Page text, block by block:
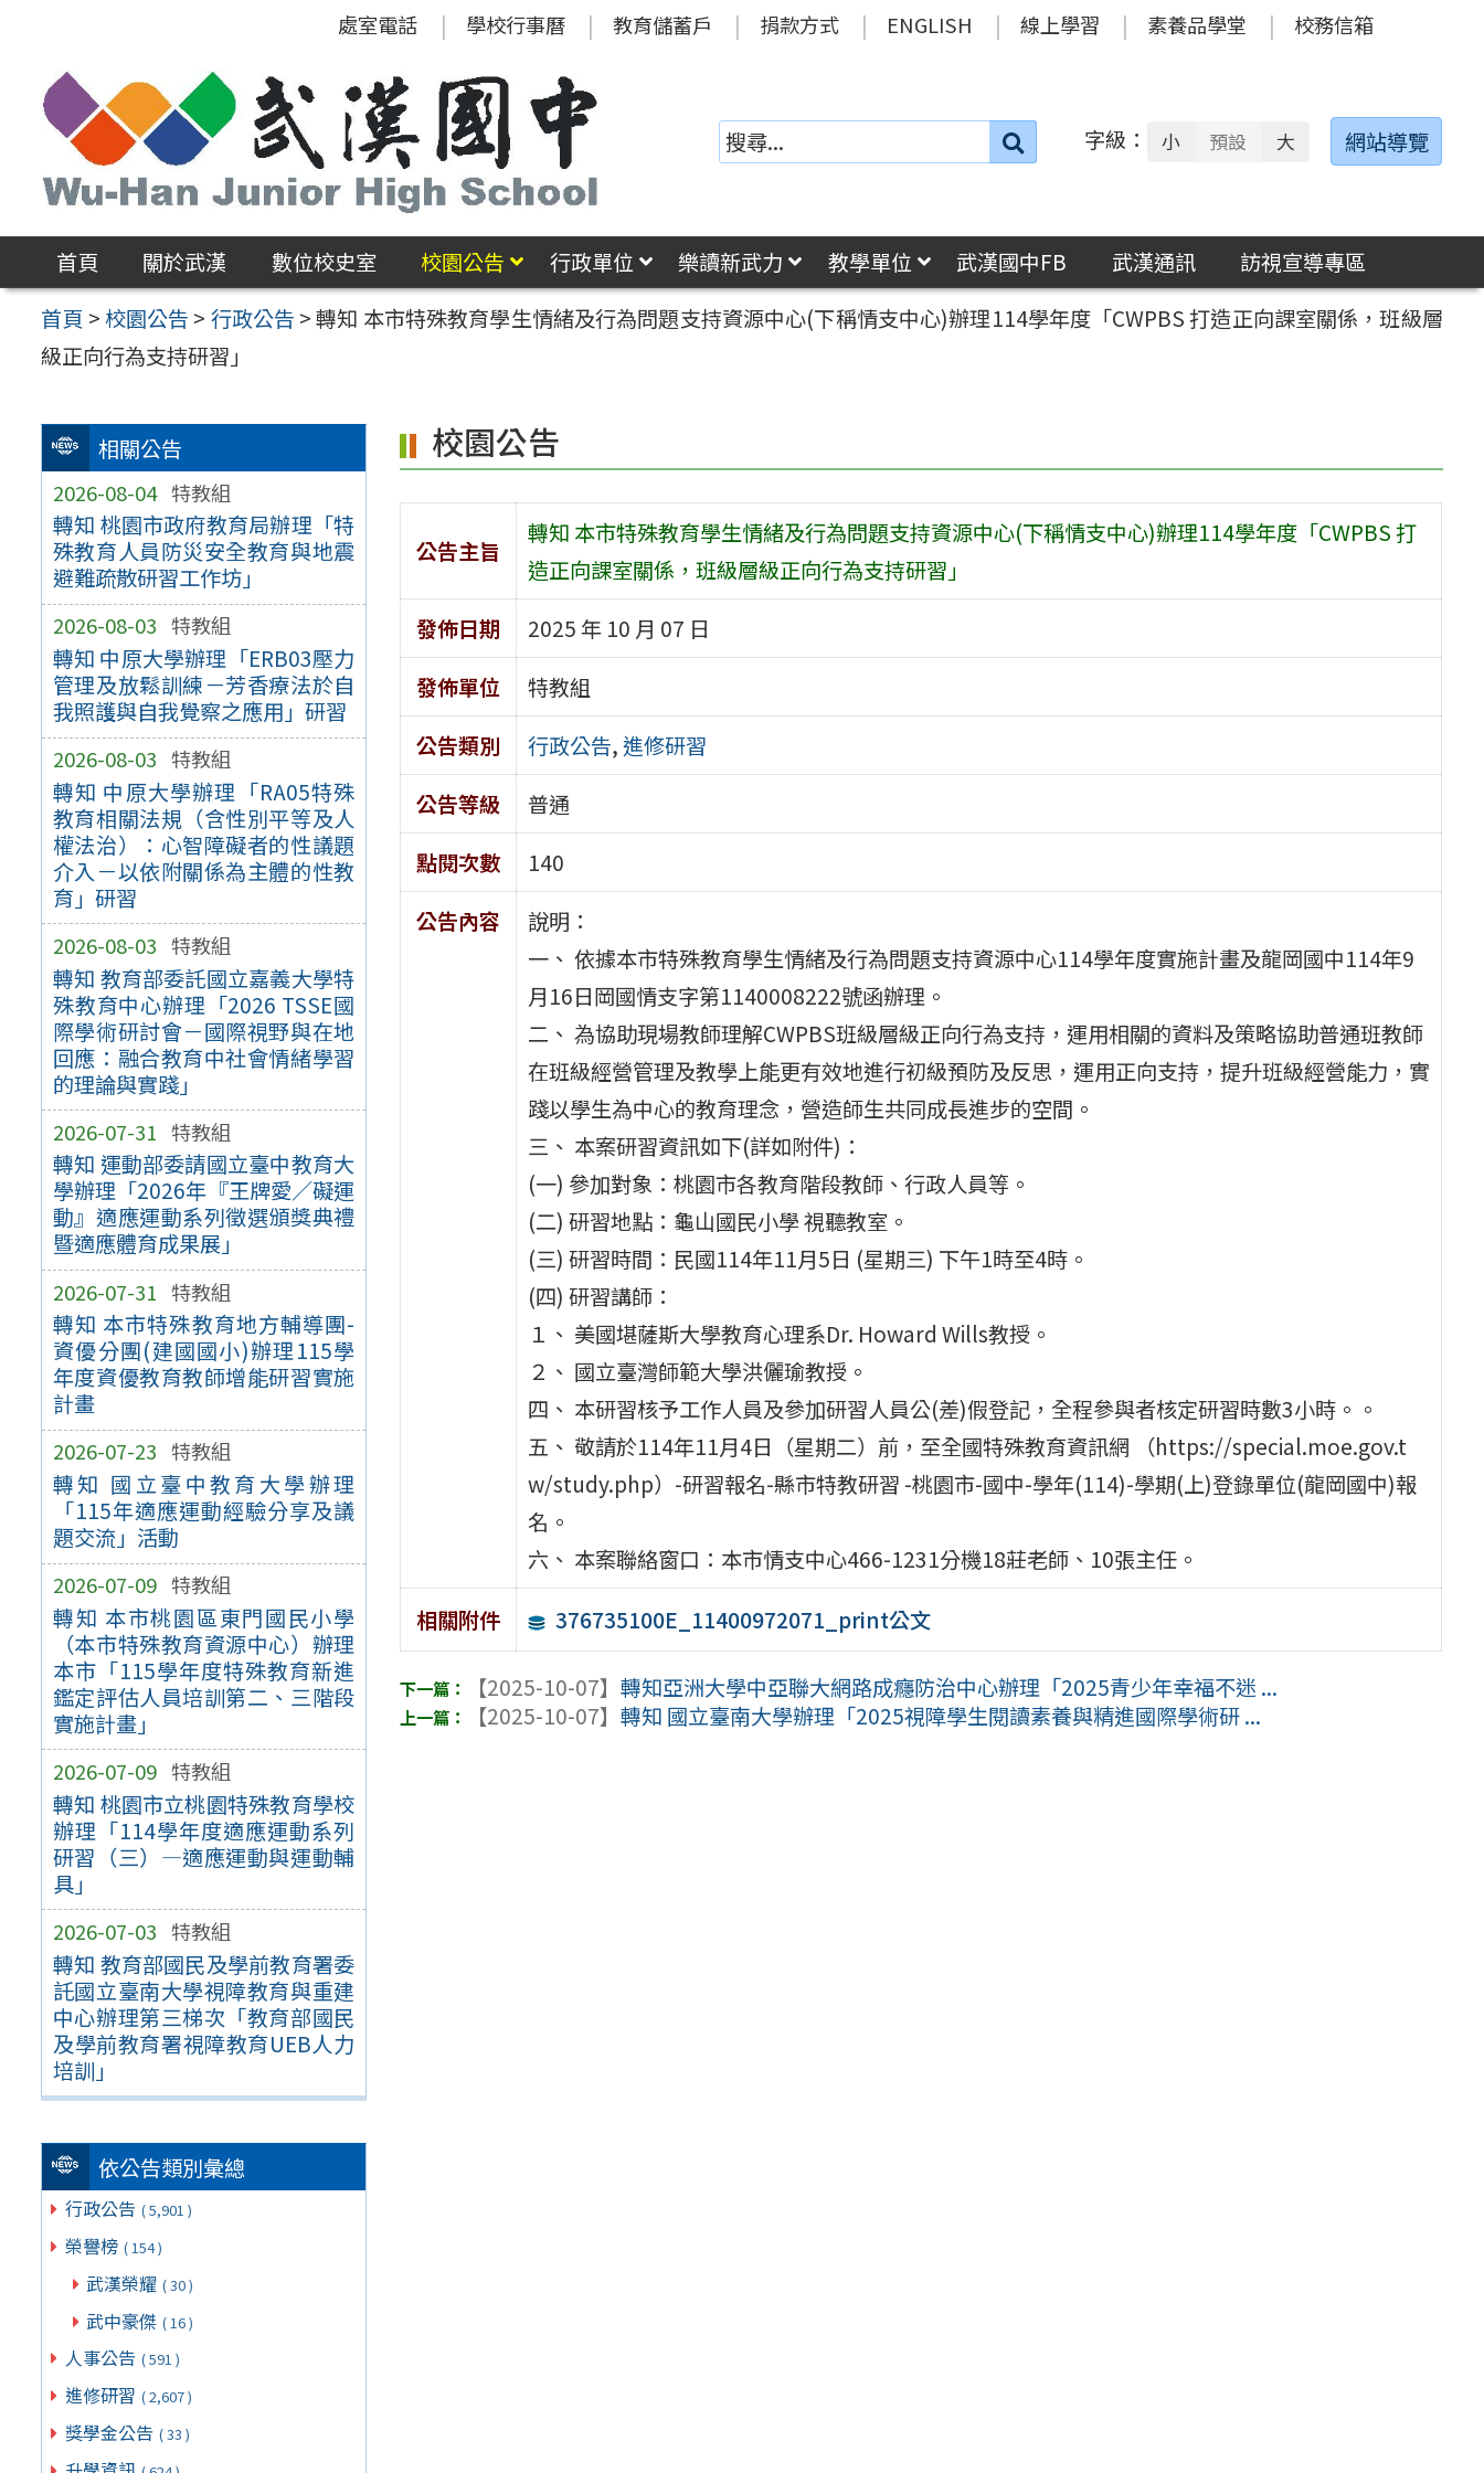
區
處室電話 學校行事曆 教育儲蓄戶 捐款方式 ENGLISH 線上學習 素養品學堂 校務信箱
搜
字級： 小 預設 大 網站導覽
首頁 關於武漢 數位校史室 校園公告 行政單位 樂讀新武力 教學單位 武漢國中FB 武漢通訊
訪視宣導專區
首頁 >校園公告 > 行政公告 >轉知 本市特殊教育學生情緒及行為問題支持資源中心(下稱情支中心)辦理114學年度「CWPBS 打造正向課室關係，班級層
級正向行為支持研習」
相關公告
2026-08-04 特教組
轉知 桃園市政府教育局辦理「特
殊教育人員防災安全教育與地震
避難疏散研習工作坊」
2026-08-03 特教組
轉知 中原大學辦理「ERB03壓力
管理及放鬆訓練－芳香療法於自
我照護與自我覺察之應用」研習
2026-08-03 特教組
轉知 中原大學辦理「RA05特殊
教育相關法規（含性別平等及人
權法治）：心智障礙者的性議題
介入－以依附關係為主體的性教
育」研習
2026-08-03 特教組
轉知 教育部委託國立嘉義大學特
殊教育中心辦理「2026 TSSE國
際學術研討會－國際視野與在地
回應：融合教育中社會情緒學習
的理論與實踐」
2026-07-31 特教組
轉知 運動部委請國立臺中教育大
學辦理「2026年『王牌愛／礙運
動』適應運動系列徵選頒獎典禮
暨適應體育成果展」
2026-07-31 特教組
轉知 本市特殊教育地方輔導團-
資優分團(建國國小)辦理115學
年度資優教育教師增能研習實施
計畫
2026-07-23 特教組
轉知 國立臺中教育大學辦理
「115年適應運動經驗分享及議
題交流」活動
2026-07-09 特教組
轉知 本市桃園區東門國民小學
（本市特殊教育資源中心）辦理
本市「115學年度特殊教育新進
鑑定評估人員培訓第二、三階段
實施計畫」
2026-07-09 特教組
轉知 桃園市立桃園特殊教育學校
辦理「114學年度適應運動系列
研習（三）—適應運動與運動輔
具」
2026-07-03 特教組
轉知 教育部國民及學前教育署委
託國立臺南大學視障教育與重建
中心辦理第三梯次「教育部國民
及學前教育署視障教育UEB人力
培訓」
依公告類別彙總
行政公告 ( 5,901 )
榮譽榜 ( 154 )
武漢榮耀 ( 30 )
武中豪傑 ( 16 )
人事公告 ( 591 )
進修研習 ( 2,607 )
獎學金公告 ( 33 )
校園公告
公告主旨
轉知 本市特殊教育學生情緒及行為問題支持資源中心(下稱情支中心)辦理114學年度「CWPBS 打
造正向課室關係，班級層級正向行為支持研習」
發佈日期
2025 年 10 月 07 日
發佈單位
特教組
公告類別
行政公告,進修研習
公告等級
普通
點閱次數
140
公告內容
說明：
一、 依據本市特殊教育學生情緒及行為問題支持資源中心114學年度實施計畫及龍岡國中114年9
月16日岡國情支字第1140008222號函辦理。
二、 為協助現場教師理解CWPBS班級層級正向行為支持，運用相關的資料及策略協助普通班教師
在班級經營管理及教學上能更有效地進行初級預防及反思，運用正向支持，提升班級經營能力，實
踐以學生為中心的教育理念，營造師生共同成長進步的空間。
三、 本案研習資訊如下(詳如附件)：
(一) 參加對象：桃園市各教育階段教師、行政人員等。
(二) 研習地點：龜山國民小學 視聽教室。
(三) 研習時間：民國114年11月5日 (星期三) 下午1時至4時。
(四) 研習講師：
１、 美國堪薩斯大學教育心理系Dr. Howard Wills教授。
２、 國立臺灣師範大學洪儷瑜教授。
四、 本研習核予工作人員及參加研習人員公(差)假登記，全程參與者核定研習時數3小時。。
五、 敬請於114年11月4日（星期二）前，至全國特殊教育資訊網 （https://special.moe.gov.t
w/study.php）-研習報名-縣市特教研習 -桃園市-國中-學年(114)-學期(上)登錄單位(龍岡國中)報
名。
六、 本案聯絡窗口：本市情支中心466-1231分機18莊老師、10張主任。
相關附件
376735100E_11400972071_print公文
【2025-10-07】轉知亞洲大學中亞聯大網路成癮防治中心辦理「2025青少年幸福不迷 ...
【2025-10-07】轉知 國立臺南大學辦理「2025視障學生閱讀素養與精進國際學術研 ...